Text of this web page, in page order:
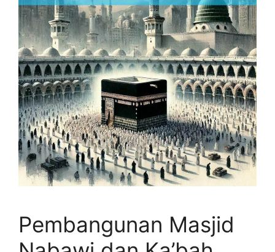
Pembangunan Masjid